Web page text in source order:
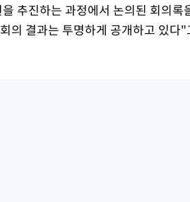
추진하는 과정에서 논의된 회의
의 결과는 투명하게 공개하고 있다